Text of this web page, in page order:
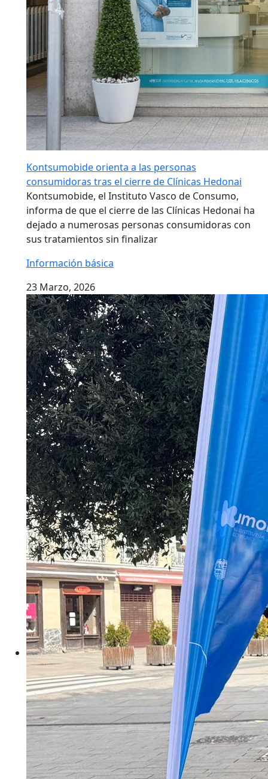
Kontsumobide orienta a las personas
consumidoras tras el cierre de Clínicas Hedonai
Kontsumobide, el Instituto Vasco de Consumo,
informa de que el cierre de las Clínicas Hedonai ha
dejado a numerosas personas consumidoras con
sus tratamientos sin finalizar
Información básica
23 Marzo, 2026